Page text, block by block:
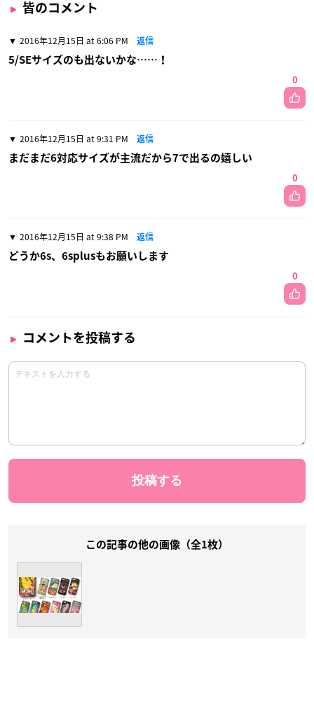
皆のコメント
2016年12月15日 at 6:06 PM 返信
5/SEサイズのも出ないかな……！
0
2016年12月15日 at 9:31 PM 返信
まだまだ6対応サイズが主流だから7で出るの嬉しい
0
2016年12月15日 at 9:38 PM 返信
どうか6s、6splusもお願いします
0
コメントを投稿する
この記事の他の画像（全1枚）